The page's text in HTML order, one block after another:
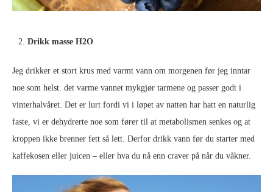
Drikk masse H2O
Jeg drikker et stort krus med varmt vann om morgenen før jeg inntar
noe som helst. det varme vannet mykgjør tarmene og passer godt i
vinterhalvåret. Det er lurt fordi vi i løpet av natten har hatt en naturlig
faste, vi er dehydrerte noe som fører til at metabolismen senkes og at
kroppen ikke brenner fett så lett. Derfor drikk vann før du starter med
kaffekosen eller juicen – eller hva du nå enn craver på når du våkner.